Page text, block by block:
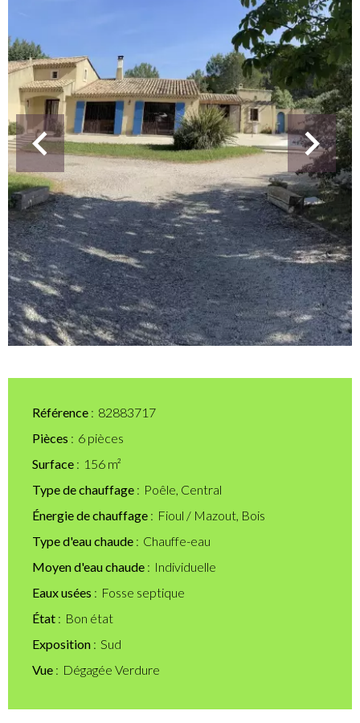
Référence
82883717
Pièces
6 pièces
Surface
156 m²
Type de chauffage
Poêle, Central
Énergie de chauffage
Fioul / Mazout, Bois
Type d'eau chaude
Chauffe-eau
Moyen d'eau chaude
Individuelle
Eaux usées
Fosse septique
État
Bon état
Exposition
Sud
Vue
Dégagée Verdure